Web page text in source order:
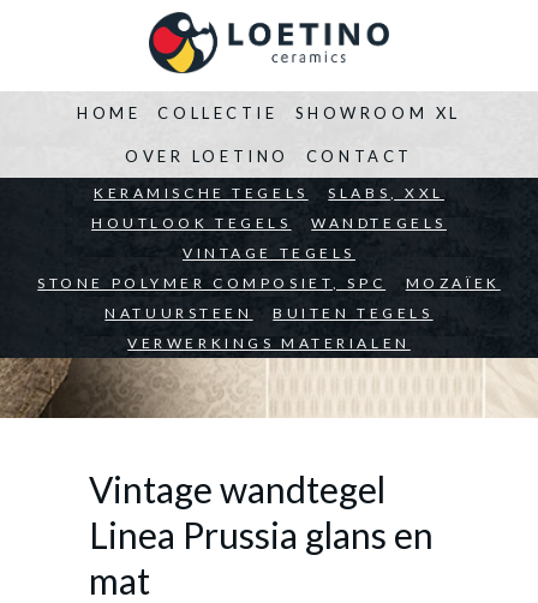
HOME
BEDRIJVEN ARCHITECTEN PARTICULIEREN
COLLECTIE
KERAMISCHE TEGELS
SLABS, XXL
HOUTLOOK TEGELS
WANDTEGELS
VINTAGE TEGELS
STONE POLYMER COMPOSIET, SPC
MOZAÏEK
NATUURSTEEN
BUITEN TEGELS
VERWERKINGS MATERIALEN
SHOWROOM XL
OVER LOETINO CONTACT
Vintage wandtegel
Linea Prussia glans en
mat